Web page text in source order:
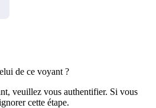
de ce voyant ?
veuillez vous authentifier. Si vous
cette étape.